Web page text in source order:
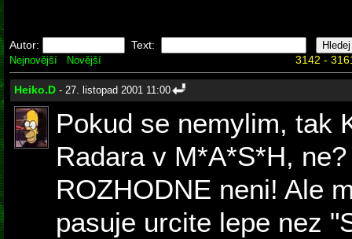
Autor: Text:
Nejnovější Novější 3142 -
Heiko.D - 27. listopad 2001 11:00
Pokud se nemylim, tak
Radara v M*A*S*H,
ROZHODNE neni! Ale
pasuje urcite lepe nez